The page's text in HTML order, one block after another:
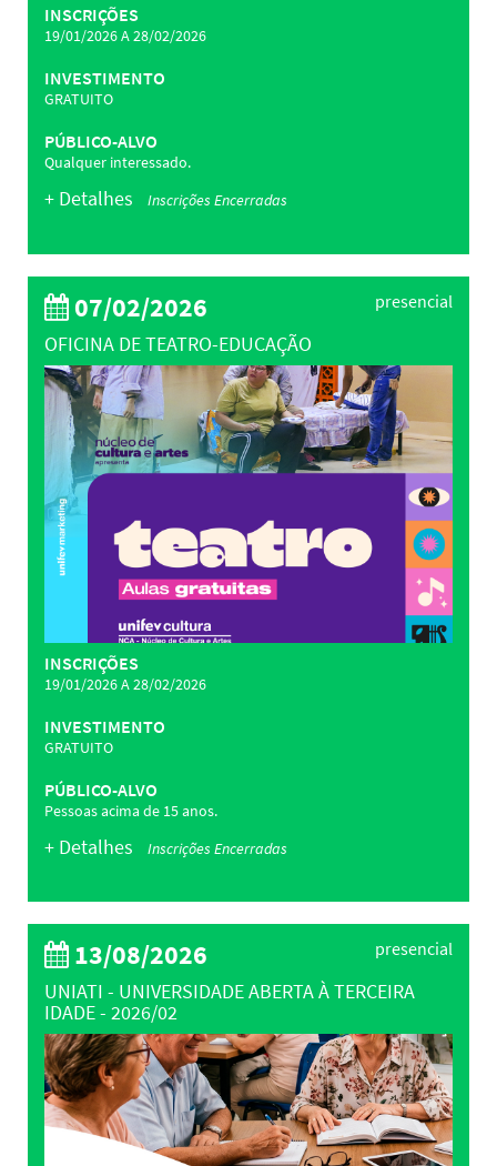
INSCRIÇÕES
19/01/2026 A 28/02/2026
INVESTIMENTO
GRATUITO
PÚBLICO-ALVO
Qualquer interessado.
+ Detalhes Inscrições Encerradas
presencial
07/02/2026
OFICINA DE TEATRO-EDUCAÇÃO
INSCRIÇÕES
19/01/2026 A 28/02/2026
INVESTIMENTO
GRATUITO
PÚBLICO-ALVO
Pessoas acima de 15 anos.
+ Detalhes Inscrições Encerradas
presencial
13/08/2026
UNIATI - UNIVERSIDADE ABERTA À TERCEIRA
IDADE - 2026/02